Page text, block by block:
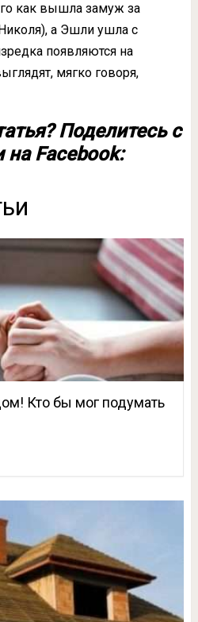
как вышла замуж за
а Эшли ушла с
появляются на
мягко говоря,
Поделитесь с
на Facebook:
Кто бы мог подумать